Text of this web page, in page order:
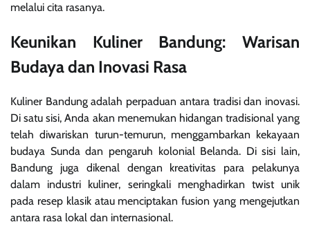
melalui cita rasanya.
Keunikan Kuliner Bandung: Warisan
Budaya dan Inovasi Rasa
Kuliner Bandung adalah perpaduan antara tradisi dan inovasi.
Di satu sisi, Anda akan menemukan hidangan tradisional yang
telah diwariskan turun-temurun, menggambarkan kekayaan
budaya Sunda dan pengaruh kolonial Belanda. Di sisi lain,
Bandung juga dikenal dengan kreativitas para pelakunya
dalam industri kuliner, seringkali menghadirkan twist unik
pada resep klasik atau menciptakan fusion yang mengejutkan
antara rasa lokal dan internasional.